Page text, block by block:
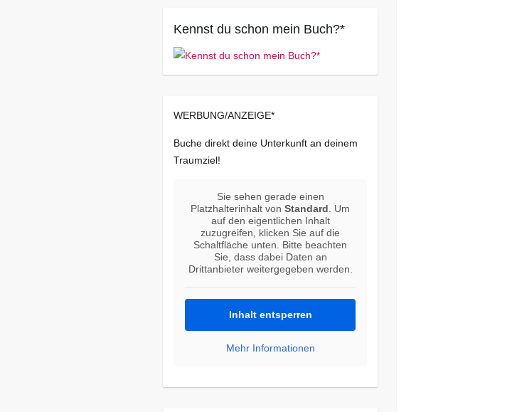
Kennst du schon mein Buch?*
WERBUNG/ANZEIGE*
Buche direkt deine Unterkunft an deinem
Traumziel!
Sie sehen gerade einen
Platzhalterinhalt vonStandard . Um
auf den eigentlichen Inhalt
zuzugreifen, klicken Sie auf die
Schaltfläche unten. Bitte beachten
Sie, dass dabei Daten an
Drittanbieter weitergegeben werden.
Inhalt entsperren
Mehr Informationen